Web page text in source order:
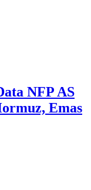
NFP AS
Emas